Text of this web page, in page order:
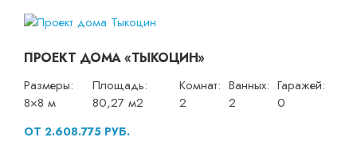
ПРОЕКТ ДОМА «ТЫКОЦИН»
Размеры:
8×8 м
Площадь:
80,27 м2
Комнат:
2
Ванных:
2
Гаражей:
0
ОТ 2.608.775 РУБ.